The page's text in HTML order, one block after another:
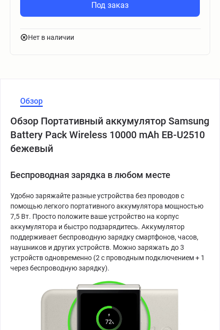
Под заказ
Нет в наличии
Обзор
Обзор Портативный аккумулятор Samsung
Battery Pack Wireless 10000 mAh EB-U2510
бежевый
Беспроводная зарядка в любом месте
Удобно заряжайте разные устройства без проводов с
помощью легкого портативного аккумулятора мощностью
7,5 Вт. Просто положите ваше устройство на корпус
аккумулятора и быстро подзарядитесь. Аккумулятор
поддерживает беспроводную зарядку смартфонов, часов,
наушников и других устройств. Можно заряжать до 3
устройств одновременно (2 с проводным подключением + 1
через беспроводную зарядку).